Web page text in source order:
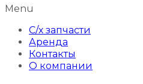
Menu
С/х запчасти
Аренда
Контакты
О компании